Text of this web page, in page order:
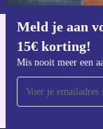
Meld je aan
15€ korting!
Mis nooit meer een